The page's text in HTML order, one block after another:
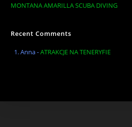
MONTANA AMARILLA SCUBA DIVING
Recent Comments
Anna-ATRAKCJE NA TENERYFIE